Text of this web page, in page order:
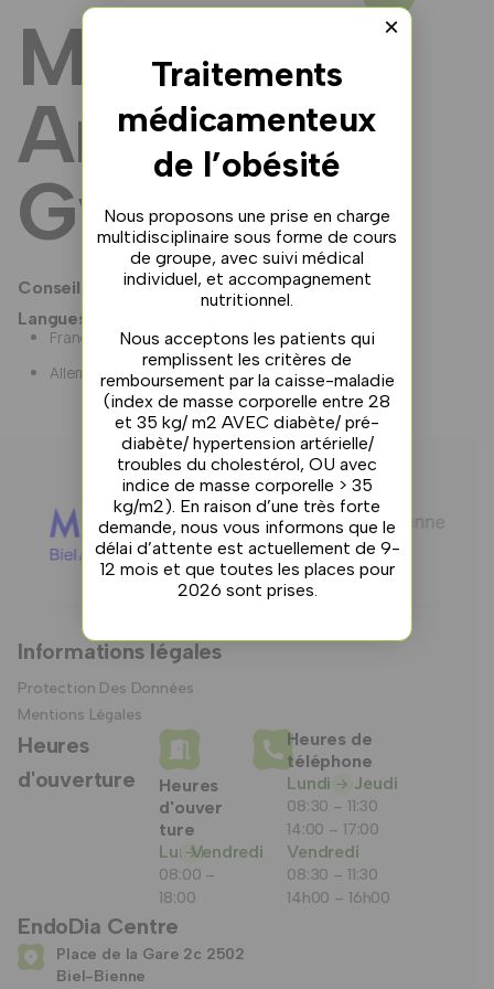
Manon
Amstutz
Gyger
Conseillère en diabétologie en formation
Langues
Français
Allemand
Informations légales
Protection Des Données
Mentions Légales
Heures
d'ouverture
Heures
d'ouver
ture
LundiVendredi
08:00 –
18:00
Heures de
téléphone
Lundi
Jeudi
08:30 – 11:30
14:00 – 17:00
Vendredi
08:30 – 11:30
14h00 – 16h00
EndoDia Centre
Place de la Gare 2c 2502
Biel-Bienne
Traitements
médicamenteux
de l’obésité
Nous proposons une prise en charge
multidisciplinaire sous forme de cours
de groupe, avec suivi médical
individuel, et accompagnement
nutritionnel.
Nous acceptons les patients qui
remplissent les critères de
remboursement par la caisse-maladie
(index de masse corporelle entre 28
et 35 kg/ m2 AVEC diabète/ pré-
diabète/ hypertension artérielle/
troubles du cholestérol, OU avec
indice de masse corporelle > 35
kg/m2). En raison d’une très forte
demande, nous vous informons que le
délai d’attente est actuellement de 9-
12 mois et que toutes les places pour
2026 sont prises.
×